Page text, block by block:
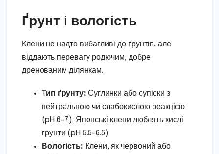
Ґрунт і вологість
Клени не надто вибагливі до ґрунтів, але
віддають перевагу родючим, добре
дренованим ділянкам.
Тип ґрунту: Суглинки або супіски з
нейтральною чи слабокислою реакцією
(pH 6-7). Японські клени люблять кислі
ґрунти (pH 5.5-6.5).
Вологість: Клени, як червоний або